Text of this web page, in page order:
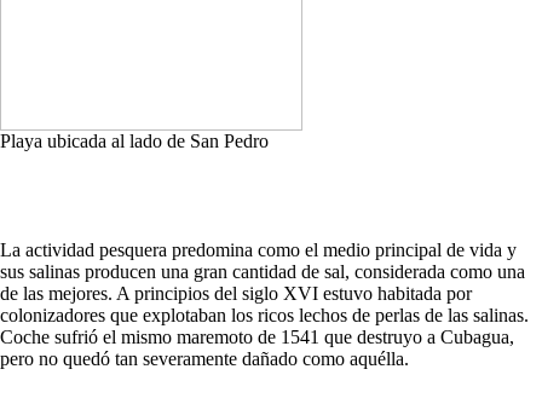
Playa ubicada al lado de San Pedro
La actividad pesquera predomina como el medio principal de vida y
sus salinas producen una gran cantidad de sal, considerada como una
de las mejores. A principios del siglo XVI estuvo habitada por
colonizadores que explotaban los ricos lechos de perlas de las salinas.
Coche sufrió el mismo maremoto de 1541 que destruyo a Cubagua,
pero no quedó tan severamente dañado como aquélla.